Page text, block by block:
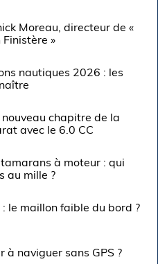
Moreau, directeur de «
»
nautiques 2026 : les
nouveau chapitre de la
avec le 6.0 CC
à moteur : qui
au mille ?
le maillon faible du bord ?
à naviguer sans GPS ?